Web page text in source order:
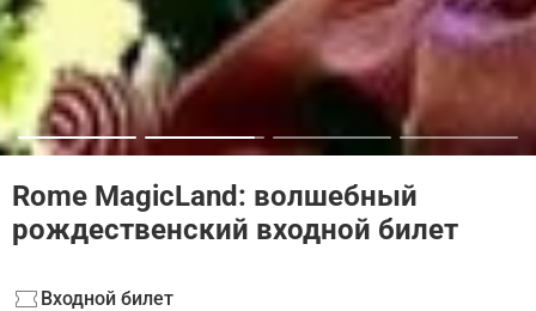
Rome MagicLand: волшебный
рождественский входной билет
Входной билет